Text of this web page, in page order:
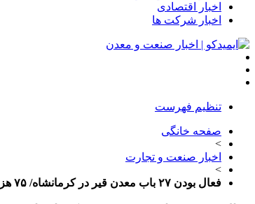
اخبار اقتصادی
اخبار شرکت ها
تنظیم فهرست
صفحه خانگی
>
اخبار صنعت و تجارت
>
فعال بودن ۲۷ باب معدن قیر در کرمانشاه/ ۷۵ هزار و ۷۰۰ تن قیر در سال از معادن استخراج می‌شود